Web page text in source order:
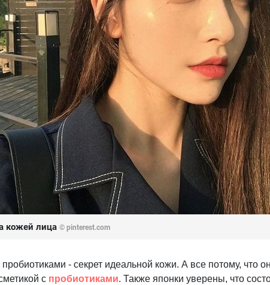
кожей лица © pinterest.com
пробиотиками - секрет идеальной кожи. А все потому, что
с пробиотиками. Также японки уверены, что